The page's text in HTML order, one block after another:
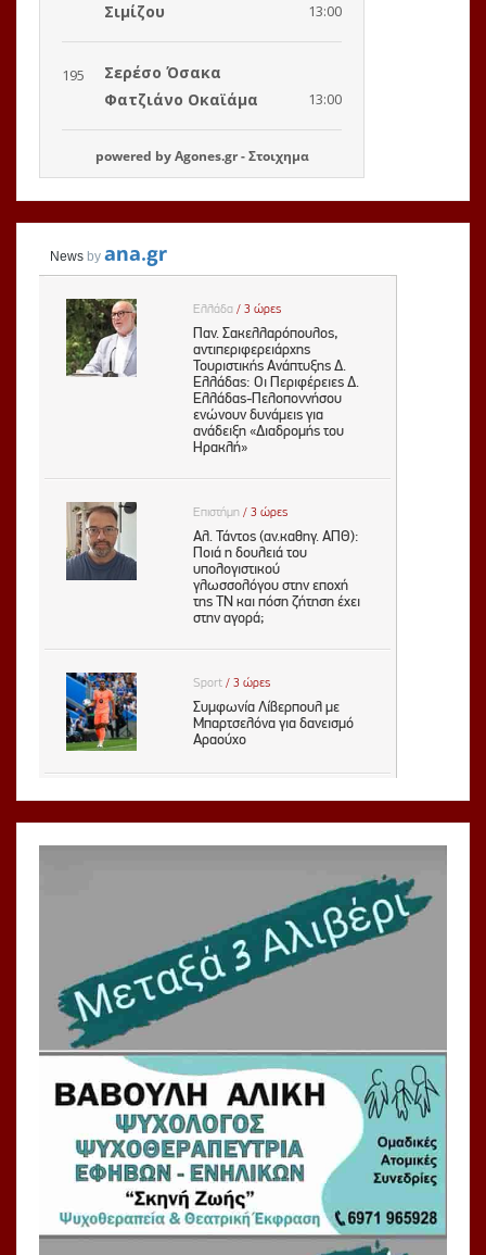
powered byAgones.gr-Στοιχημα